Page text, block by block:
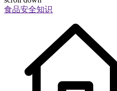
食品安全知识